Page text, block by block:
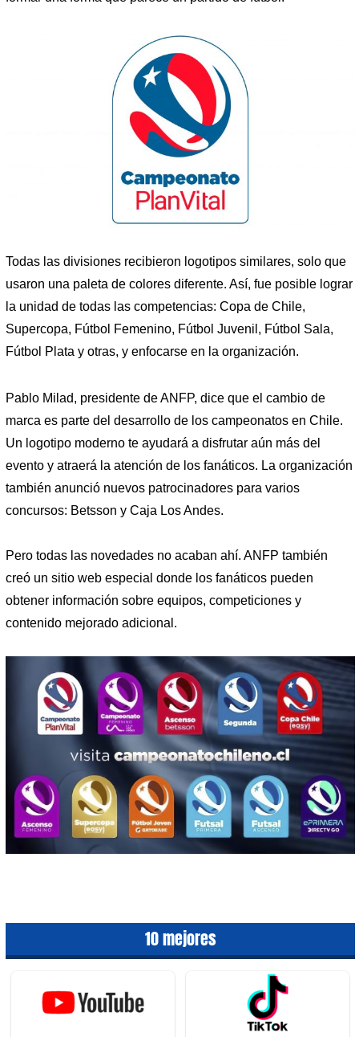
Todas las divisiones recibieron logotipos similares, solo que
usaron una paleta de colores diferente. Así, fue posible lograr
la unidad de todas las competencias: Copa de Chile,
Supercopa, Fútbol Femenino, Fútbol Juvenil, Fútbol Sala,
Fútbol Plata y otras, y enfocarse en la organización.
Pablo Milad, presidente de ANFP, dice que el cambio de
marca es parte del desarrollo de los campeonatos en Chile.
Un logotipo moderno te ayudará a disfrutar aún más del
evento y atraerá la atención de los fanáticos. La organización
también anunció nuevos patrocinadores para varios
concursos: Betsson y Caja Los Andes.
Pero todas las novedades no acaban ahí. ANFP también
creó un sitio web especial donde los fanáticos pueden
obtener información sobre equipos, competiciones y
contenido mejorado adicional.
10 mejores